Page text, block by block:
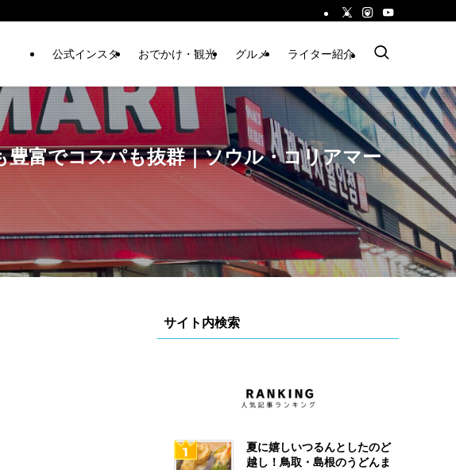
公式インスタ おでかけ・観光 グルメ ライター紹介
富でコスパも抜群｜ソウル・コリアマー
サイト内検索
夏に嬉しいつるんとしたのど
越し！鳥取・島根のうどんま